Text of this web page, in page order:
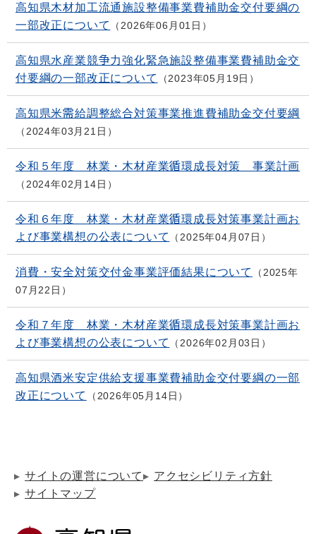
高知県木材加工流通施設整備事業費補助金交付要綱の
一部改正について
2026年06月01日
高知県水産業競争力強化緊急施設整備事業費補助金交
付要綱の一部改正について
2023年05月19日
高知県米需給調整総合対策事業推進費補助金交付要綱
2024年03月21日
令和５年度 林業・木材産業循環成長対策 事業計画
2024年02月14日
令和６年度 林業・木材産業循環成長対策事業計画お
よび事業構想の公表について
2025年04月07日
消費・安全対策交付金事業評価結果について
2025年
07月22日
令和７年度 林業・木材産業循環成長対策事業計画お
よび事業構想の公表について
2026年02月03日
高知県酒米安定供給支援事業費補助金交付要綱の一部
改正について
2026年05月14日
サイトの運営について
アクセシビリティ方針
サイトマップ